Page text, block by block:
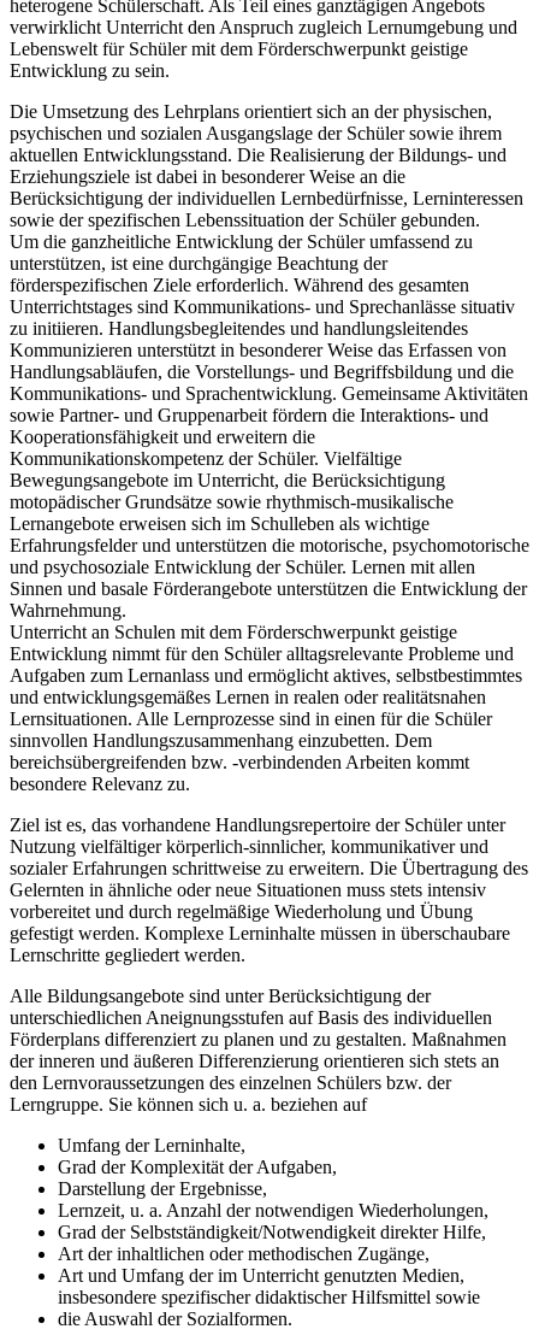
heterogene Schülerschaft. Als Teil eines ganztägigen Angebots
verwirklicht Unterricht den Anspruch zugleich Lernumgebung und
Lebenswelt für Schüler mit dem Förderschwerpunkt geistige
Entwicklung zu sein.
Die Umsetzung des Lehrplans orientiert sich an der physischen,
psychischen und sozialen Ausgangslage der Schüler sowie ihrem
aktuellen Entwicklungsstand. Die Realisierung der Bildungs- und
Erziehungsziele ist dabei in besonderer Weise an die
Berücksichtigung der individuellen Lernbedürfnisse, Lerninteressen
sowie der spezifischen Lebenssituation der Schüler gebunden.
Um die ganzheitliche Entwicklung der Schüler umfassend zu
unterstützen, ist eine durchgängige Beachtung der
förderspezifischen Ziele erforderlich. Während des gesamten
Unterrichtstages sind Kommunikations- und Sprechanlässe situativ
zu initiieren. Handlungsbegleitendes und handlungsleitendes
Kommunizieren unterstützt in besonderer Weise das Erfassen von
Handlungsabläufen, die Vorstellungs- und Begriffsbildung und die
Kommunikations- und Sprachentwicklung. Gemeinsame Aktivitäten
sowie Partner- und Gruppenarbeit fördern die Interaktions- und
Kooperationsfähigkeit und erweitern die
Kommunikationskompetenz der Schüler. Vielfältige
Bewegungsangebote im Unterricht, die Berücksichtigung
motopädischer Grundsätze sowie rhythmisch-musikalische
Lernangebote erweisen sich im Schulleben als wichtige
Erfahrungsfelder und unterstützen die motorische, psychomotorische
und psychosoziale Entwicklung der Schüler. Lernen mit allen
Sinnen und basale Förderangebote unterstützen die Entwicklung der
Wahrnehmung.
Unterricht an Schulen mit dem Förderschwerpunkt geistige
Entwicklung nimmt für den Schüler alltagsrelevante Probleme und
Aufgaben zum Lernanlass und ermöglicht aktives, selbstbestimmtes
und entwicklungsgemäßes Lernen in realen oder realitätsnahen
Lernsituationen. Alle Lernprozesse sind in einen für die Schüler
sinnvollen Handlungszusammenhang einzubetten. Dem
bereichsübergreifenden bzw. -verbindenden Arbeiten kommt
besondere Relevanz zu.
Ziel ist es, das vorhandene Handlungsrepertoire der Schüler unter
Nutzung vielfältiger körperlich-sinnlicher, kommunikativer und
sozialer Erfahrungen schrittweise zu erweitern. Die Übertragung des
Gelernten in ähnliche oder neue Situationen muss stets intensiv
vorbereitet und durch regelmäßige Wiederholung und Übung
gefestigt werden. Komplexe Lerninhalte müssen in überschaubare
Lernschritte gegliedert werden.
Alle Bildungsangebote sind unter Berücksichtigung der
unterschiedlichen Aneignungsstufen auf Basis des individuellen
Förderplans differenziert zu planen und zu gestalten. Maßnahmen
der inneren und äußeren Differenzierung orientieren sich stets an
den Lernvoraussetzungen des einzelnen Schülers bzw. der
Lerngruppe. Sie können sich u. a. beziehen auf
Umfang der Lerninhalte,
Grad der Komplexität der Aufgaben,
Darstellung der Ergebnisse,
Lernzeit, u. a. Anzahl der notwendigen Wiederholungen,
Grad der Selbstständigkeit/Notwendigkeit direkter Hilfe,
Art der inhaltlichen oder methodischen Zugänge,
Art und Umfang der im Unterricht genutzten Medien,
insbesondere spezifischer didaktischer Hilfsmittel sowie
die Auswahl der Sozialformen.